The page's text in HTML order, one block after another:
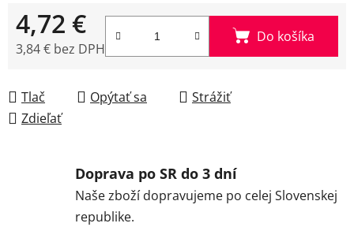
4,72 €
3,84 € bez DPH
Do košíka
Tlač Opýtať sa
Strážiť
Zdieľať
Doprava po SR do 3 dní
Naše zboží dopravujeme po celej Slovenskej
republike.